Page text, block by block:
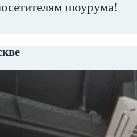
шоурума!